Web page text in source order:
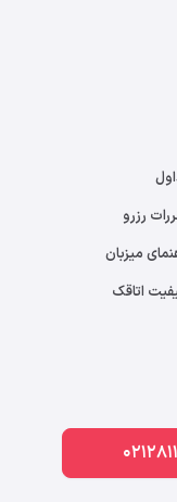
رزرو
میزبان
اتاقک